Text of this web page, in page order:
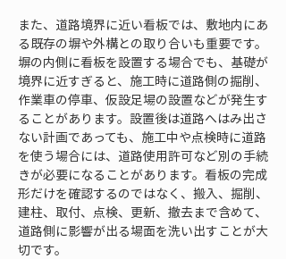
また、道路境界に近い看板では、敷地内にあ
る既存の塀や外構との取り合いも重要です。
塀の内側に看板を設置する場合でも、基礎が
境界に近すぎると、施工時に道路側の掘削、
作業車の停車、仮設足場の設置などが発生す
ることがあります。設置後は道路へはみ出さ
ない計画であっても、施工中や点検時に道路
を使う場合には、道路使用許可など別の手続
きが必要になることがあります。看板の完成
形だけを確認するのではなく、搬入、掘削、
建柱、取付、点検、更新、撤去まで含めて、
道路側に影響が出る場面を洗い出すことが大
切です。